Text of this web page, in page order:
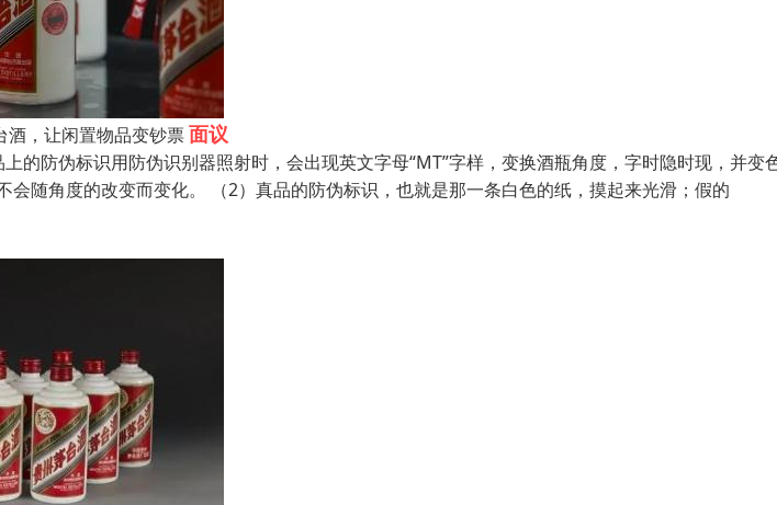
酒，让闲置物品变钞票面议
的防伪标识用防伪识别器照射时，会出现英文字母“MT”字样，变换酒瓶角度，字时隐时现，并变
会随角度的改变而变化。 （2）真品的防伪标识，也就是那一条白色的纸，摸起来光滑；假的